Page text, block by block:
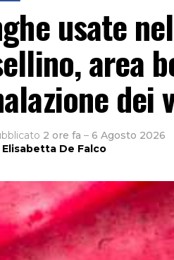
usate
area
dei
2 ore fa – 6 Agosto 2026
Elisabetta De Falco